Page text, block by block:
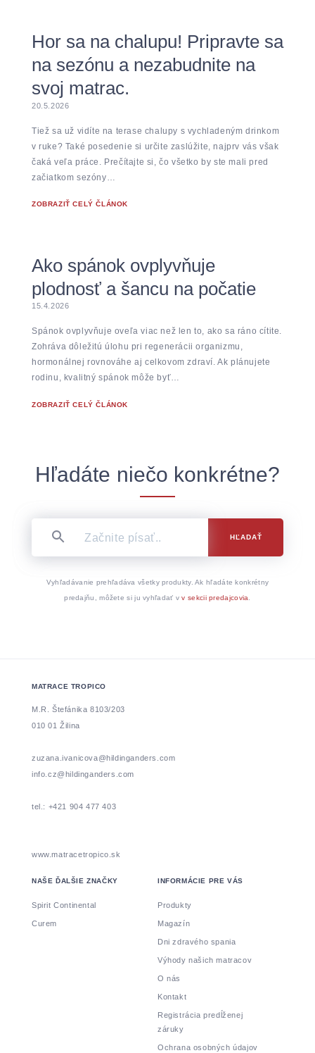
Hor sa na chalupu! Pripravte sa
na sezónu a nezabudnite na
svoj matrac.
20.5.2026
Tiež sa už vidíte na terase chalupy s vychladeným drinkom
v ruke? Také posedenie si určite zaslúžite, najprv vás však
čaká veľa práce. Prečítajte si, čo všetko by ste mali pred
začiatkom sezóny…
ZOBRAZIŤ CELÝ ČLÁNOK
Ako spánok ovplyvňuje
plodnosť a šancu na počatie
15.4.2026
Spánok ovplyvňuje oveľa viac než len to, ako sa ráno cítite.
Zohráva dôležitú úlohu pri regenerácii organizmu,
hormonálnej rovnováhe aj celkovom zdraví. Ak plánujete
rodinu, kvalitný spánok môže byť…
ZOBRAZIŤ CELÝ ČLÁNOK
Hľadáte niečo konkrétne?
HĽADAŤ
Vyhľadávanie prehľadáva všetky produkty. Ak hľadáte konkrétny
predajňu, môžete si ju vyhľadať vv sekcii predajcovia
MATRACE TROPICO
M.R. Štefánika 8103/203
010 01 Žilina
zuzana.ivanicova@hildinganders.com
info.cz@hildinganders.com
tel.: +421 904 477 403
www.matracetropico.sk
NAŠE ĎALŠIE ZNAČKY
Spirit Continental
Curem
INFORMÁCIE PRE VÁS
Produkty
Magazín
Dni zdravého spania
Výhody našich matracov
O nás
Kontakt
Registrácia predĺženej
záruky
Ochrana osobných údajov